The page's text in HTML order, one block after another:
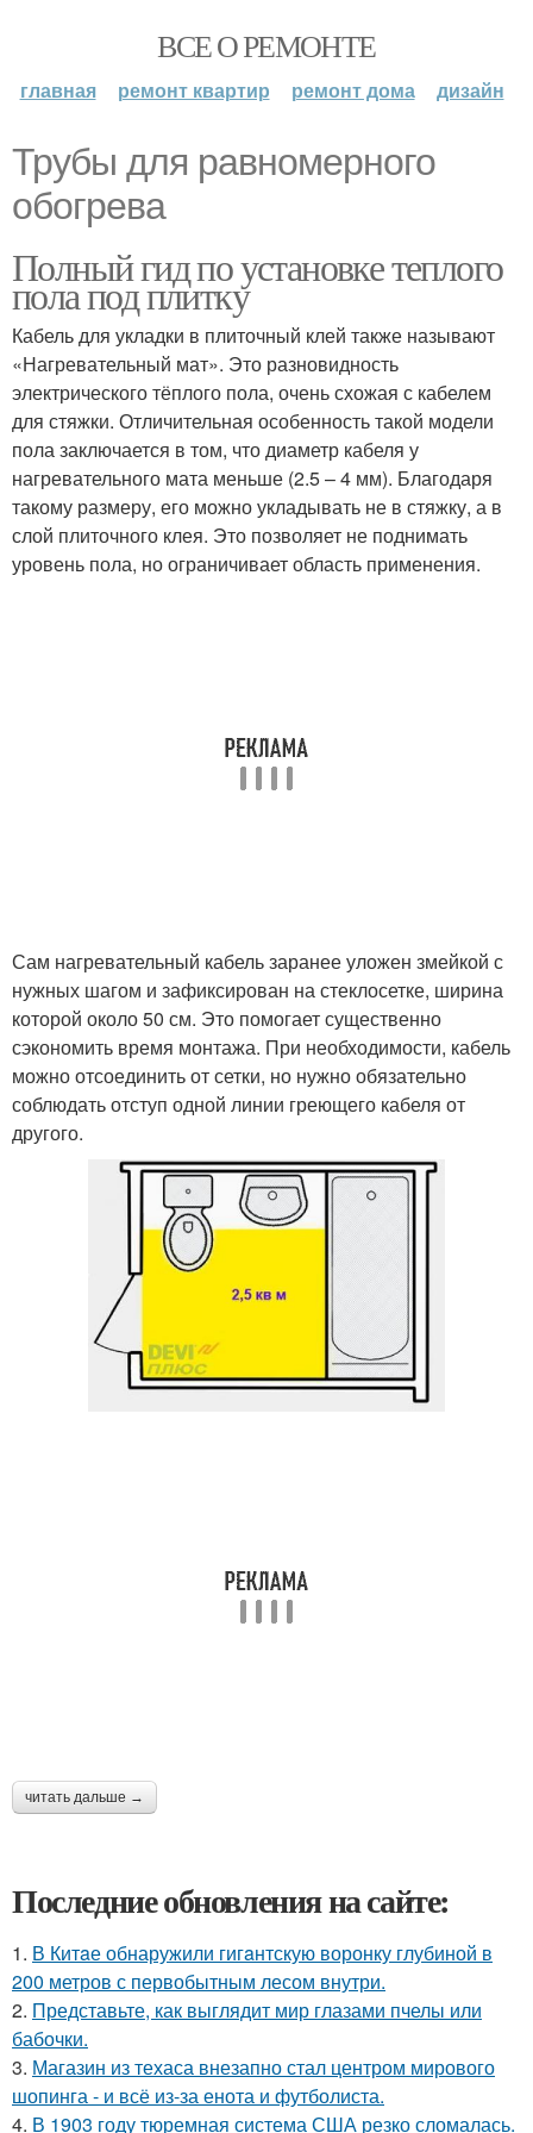
ВСЕ О РЕМОНТЕ
главная ремонт квартир ремонт дома дизайн
Трубы для равномерного
обогрева
Полный гид по установке теплого
пола под плитку
Кабель для укладки в плиточный клей также называют
«Нагревательный мат». Это разновидность
электрического тёплого пола, очень схожая с кабелем
для стяжки. Отличительная особенность такой модели
пола заключается в том, что диаметр кабеля у
нагревательного мата меньше (2.5 – 4 мм). Благодаря
такому размеру, его можно укладывать не в стяжку, а в
слой плиточного клея. Это позволяет не поднимать
уровень пола, но ограничивает область применения.
Сам нагревательный кабель заранее уложен змейкой с
нужных шагом и зафиксирован на стеклосетке, ширина
которой около 50 см. Это помогает существенно
сэкономить время монтажа. При необходимости, кабель
можно отсоединить от сетки, но нужно обязательно
соблюдать отступ одной линии греющего кабеля от
другого.
читать дальше →
Последние обновления на сайте:
1. В Китaе обнаружили гигaнтскую воронку глубиной в
200 метров с первобытным лесом внутри.
2. Представьте, как выглядит мир глазами пчелы или
бабочки.
3. Магазин из техаса внезапно стал центром мирового
шопинга - и всё из-за енота и футболиста.
4. В 1903 году тюремная система США резко сломалась.